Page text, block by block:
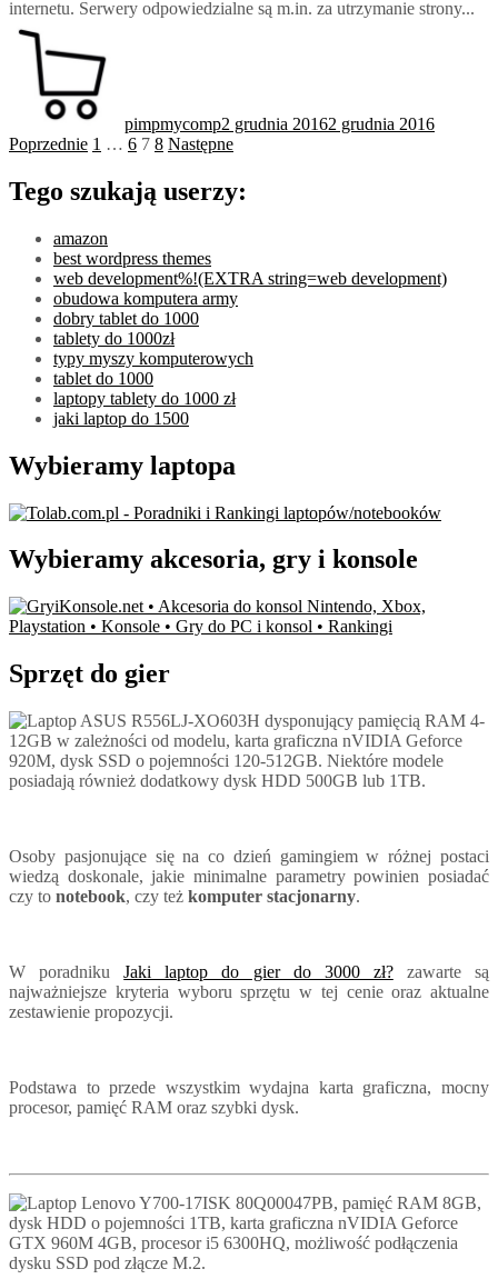
internetu. Serwery odpowiedzialne są m.in. za utrzymanie strony...
pimpmycomp2 grudnia 20162 grudnia 2016
Stronicowanie
wpisów
Poprzednie 1 … 6 7 8 Następne
Tego szukają userzy:
amazon
best wordpress themes
web development%!(EXTRA string=web development)
obudowa komputera army
dobry tablet do 1000
tablety do 1000zł
typy myszy komputerowych
tablet do 1000
laptopy tablety do 1000 zł
jaki laptop do 1500
Wybieramy laptopa
Wybieramy akcesoria, gry i konsole
Sprzęt do gier
Osoby pasjonujące się na co dzień gamingiem w różnej postaci
wiedzą doskonale, jakie minimalne parametry powinien posiadać
czy to notebook, czy też komputer stacjonarny.
W poradnikuJaki laptop do gier do 3000 zł?zawarte są
najważniejsze kryteria wyboru sprzętu w tej cenie oraz aktualne
zestawienie propozycji.
Podstawa to przede wszystkim wydajna karta graficzna, mocny
procesor, pamięć RAM oraz szybki dysk.